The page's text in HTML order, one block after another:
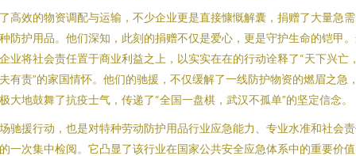
高效的物资调配与运输，不少企业更是直接慷慨解囊，捐赠了大量急
防护用品。他们深知，此刻的捐赠不仅是爱心，更是守护生命的铠甲
业将社会责任置于商业利益之上，以实实在在的行动诠释了“天下兴亡
有责”的家国情怀。他们的驰援，不仅缓解了一线防护物资的燃眉之急
大地鼓舞了抗疫士气，传递了“全国一盘棋，武汉不孤单”的坚定信念。
驰援行动，也是对特种劳动防护用品行业应急能力、专业水准和社会
一次集中检阅。它凸显了该行业在国家公共安全应急体系中的重要价